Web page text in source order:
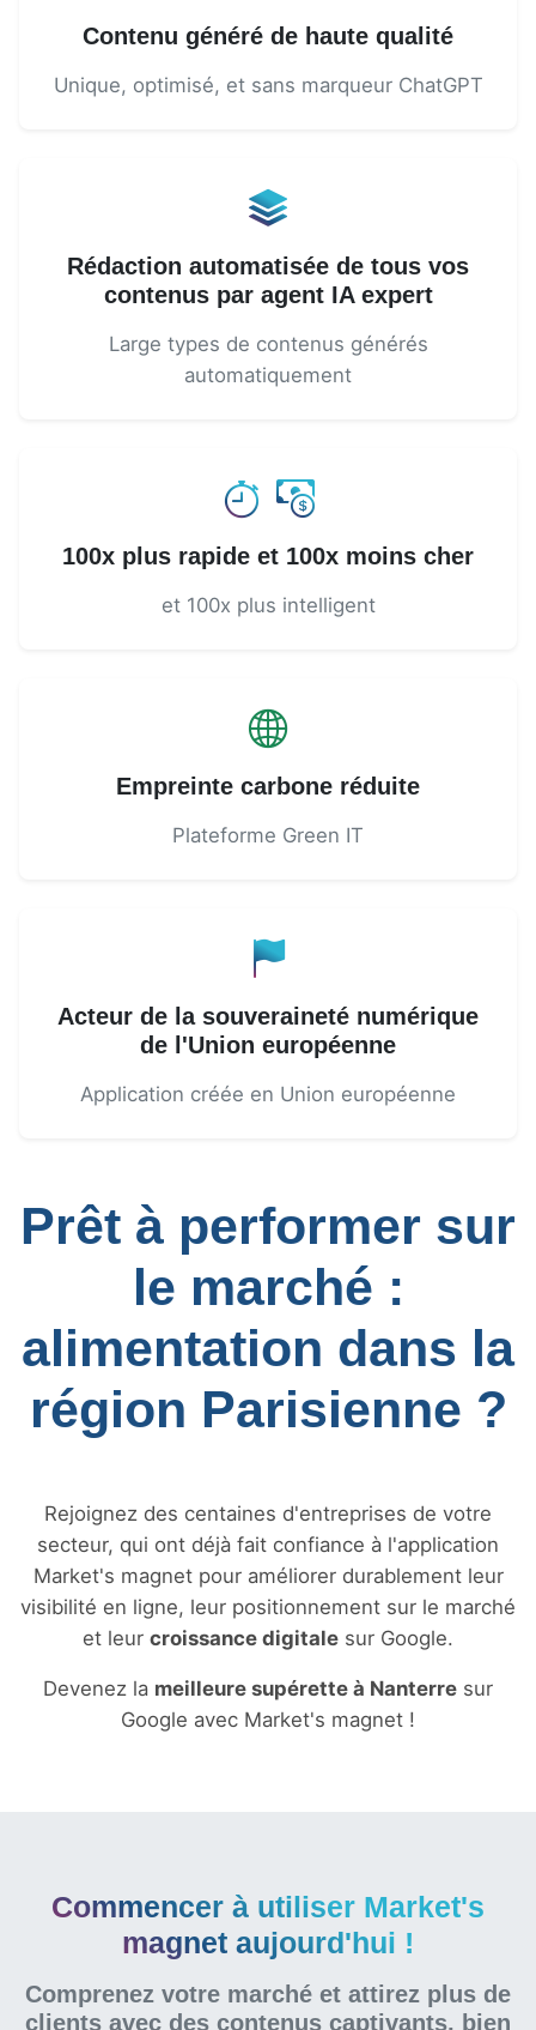
Contenu généré de haute qualité
Unique, optimisé, et sans marqueur ChatGPT
Rédaction automatisée de tous vos
contenus par agent IA expert
Large types de contenus générés
automatiquement
100x plus rapide et 100x moins cher
et 100x plus intelligent
Empreinte carbone réduite
Plateforme Green IT
Acteur de la souveraineté numérique
de l'Union européenne
Application créée en Union européenne
Prêt à performer sur
le marché :
alimentation dans la
région Parisienne ?
Rejoignez des centaines d'entreprises de votre
secteur, qui ont déjà fait confiance à l'application
Market's magnet pour améliorer durablement leur
visibilité en ligne, leur positionnement sur le marché
et leur croissance digitale sur Google.
Devenez la meilleure supérette à Nanterre sur
Google avec Market's magnet !
Commencer à utiliser Market's
magnet aujourd'hui !
Comprenez votre marché et attirez plus de
clients avec des contenus captivants, bien